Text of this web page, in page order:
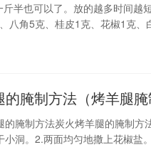
半也可以了。放的越多时间越
八角5克、桂皮1克、花椒1克
腌制方法（烤羊腿腌
的腌制方法炭火烤羊腿的腌制
小洞。2.两面均匀地撒上花椒盐